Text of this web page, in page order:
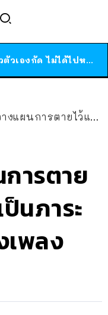
ได้เวลาเด็กหนวดรวมตัว RF Online Next เปิดให้เล่นแล้ว เกม Sci-Fi MMORPG ระดับตำนาน เล่นได้ทั้งมือถือและ PC
ไม่ขออยู่เป็นภาระลูกหลาน ขอร้องเพลงจนกว่าจะไม่ไหว
ารตาย
นภาระ
เพลง